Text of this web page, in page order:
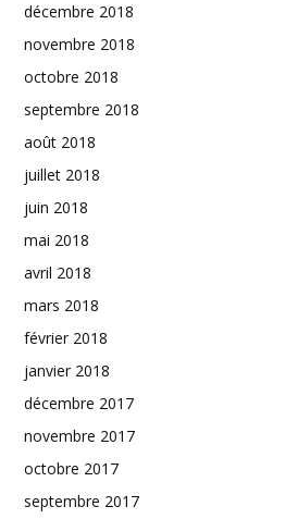
décembre 2018
novembre 2018
octobre 2018
septembre 2018
août 2018
juillet 2018
juin 2018
mai 2018
avril 2018
mars 2018
février 2018
janvier 2018
décembre 2017
novembre 2017
octobre 2017
septembre 2017